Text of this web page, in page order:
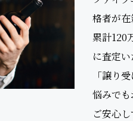
格者が在
累計120
に査定い
「譲り
悩みでも
ご安心